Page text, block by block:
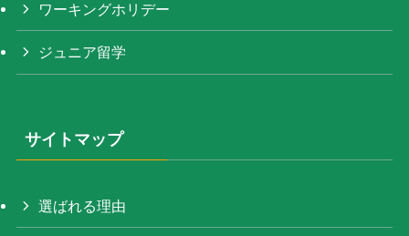
ワーキングホリデー
ジュニア留学
サイトマップ
選ばれる理由